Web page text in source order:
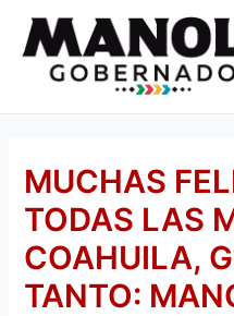
contenido
MUCHAS
TODAS LAS
COAHUILA,
TANTO:
de
entradas